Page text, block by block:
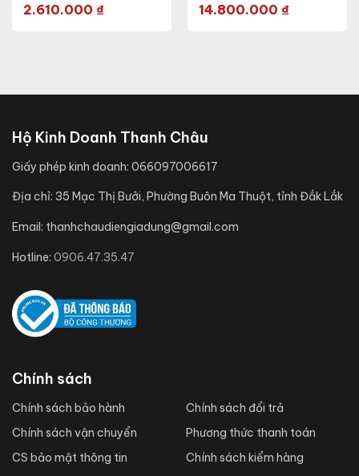
2.610.000 ₫ 14.800.000 ₫
Hộ Kinh Doanh Thanh Châu
Giấy phép kinh doanh: 066097006617
Địa chỉ: 35 Mạc Thị Bưởi, Phường Buôn Ma Thuột, tỉnh Đắk Lắk
Email: thanhchaudiengiadung@gmail.com
Hotline: 0906.47.35.47
Chính sách
Chính sách bảo hành
Chính sách vận chuyển
CS bảo mật thông tin
Chính sách đổi trả
Phương thức thanh toán
Chính sách kiểm hàng